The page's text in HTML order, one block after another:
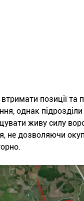
позиції та
однак
живу силу
не дозволяючи